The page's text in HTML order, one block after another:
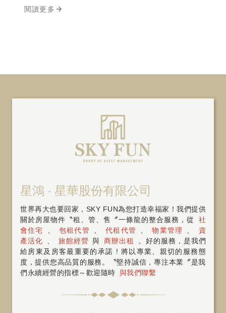
閱讀更多
星鴻 ‧ 星華股份有限公司
世界再大也要回家，SKY FUN為您打造幸福家！我們提供
關於房屋物件〝租、管、售〞一條龍的整合服務，從
社
會住宅
包租代管 代租代管 物業管理
資
產活化
旅館經營 與 商辦出租
。好的服務，是我們
給房東及房客最重要的承諾 ! 將以專業、親切的服務態
度，提供您高品質的服務。〝堅持誠信，專注本業〞是我
們永續經營的指標～歡迎隨時 與我們聯繫